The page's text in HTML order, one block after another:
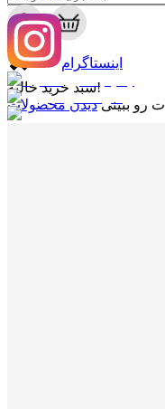
0
✖
سبد خرید خالیه!
رو ببینی
اینستاگرام